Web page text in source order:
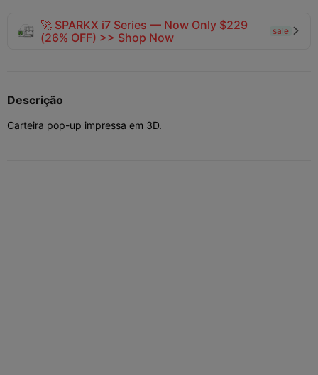
🚀 SPARKX i7 Series — Now Only $229
(26% OFF) >> Shop Now
sale 
Descrição
Carteira pop-up impressa em 3D.